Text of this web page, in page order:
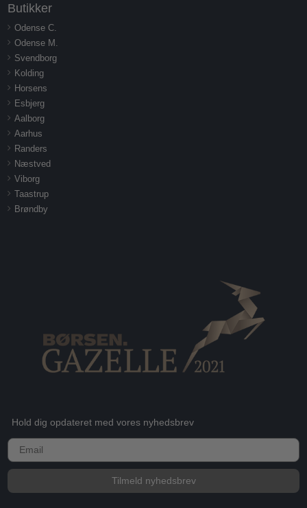
Butikker
Odense C.
Odense M.
Svendborg
Kolding
Horsens
Esbjerg
Aalborg
Aarhus
Randers
Næstved
Viborg
Taastrup
Brøndby
Hold dig opdateret med vores nyhedsbrev
E-mail
Tilmeld nyhedsbrev